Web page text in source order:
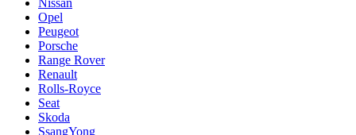
Nissan
Opel
Peugeot
Porsche
Range Rover
Renault
Rolls-Royce
Seat
Skoda
SsangYong